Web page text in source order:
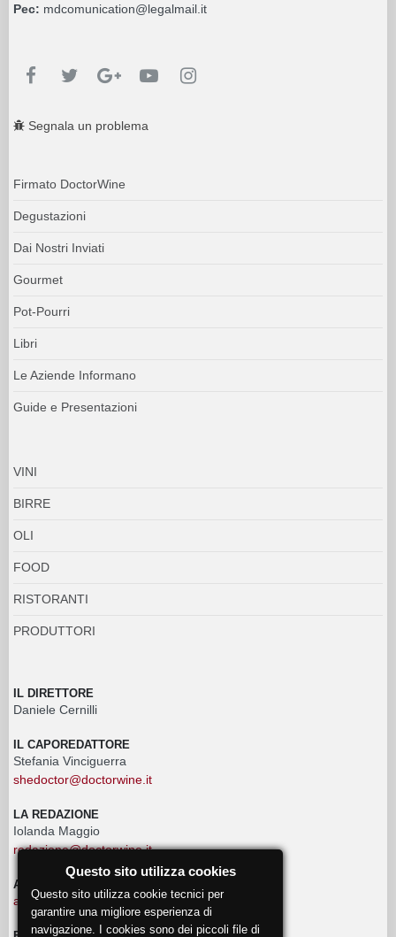
Pec: mdcomunication@legalmail.it
Segnala un problema
Firmato DoctorWine
Degustazioni
Dai Nostri Inviati
Gourmet
Pot-Pourri
Libri
Le Aziende Informano
Guide e Presentazioni
VINI
BIRRE
OLI
FOOD
RISTORANTI
PRODUTTORI
IL DIRETTORE
Daniele Cernilli
IL CAPOREDATTORE
Stefania Vinciguerra
shedoctor@doctorwine.it
LA REDAZIONE
Iolanda Maggio
redazione@doctorwine.it
ADVERTISING
advertising@doctorwine.it
Questo sito utilizza cookies
Questo sito utilizza cookie tecnici per
garantire una migliore esperienza di
navigazione. I cookies sono dei piccoli file di